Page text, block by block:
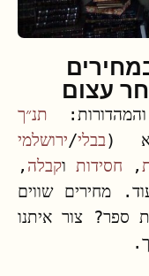
עצום
תנ״ך
(בבלי/ירושלמי
, חסידותוקבלה,
מחירים שווים
ספר? צור איתנו